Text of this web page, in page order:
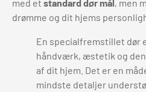
med et standard dør mål , men
drømme og dit hjems
En specialfremstillet dør
håndværk, æstetik og
af dit hjem. Det er en
mindste detaljer